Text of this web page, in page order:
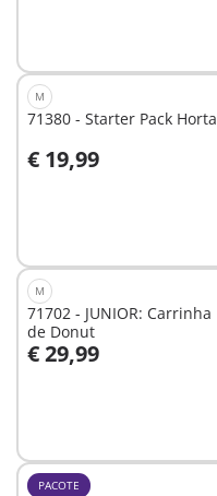
M
71380 - Starter Pack Horta
€ 19,99
Ao carrinho
M
71702 - JUNIOR: Carrinha
de Donut
€ 29,99
Ao carrinho
PACOTE